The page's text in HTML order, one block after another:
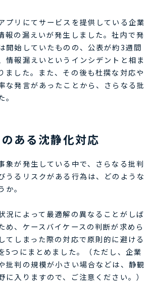
プリにてサービスを提供している企業
報の漏えいが発生しました。社内で発
開始していたものの、公表が約3週間
情報漏えいというインシデントと相ま
ました。また、その後も杜撰な対応や
な発言があったことから、さらなる批
ある沈静化対応
象が発生している中で、さらなる批判
うるリスクがある行為は、どのような
か。
況によって最適解の異なることがしば
め、ケースバイケースの判断が求めら
てしまった際の対応で原則的に避ける
5つにまとめました。（ただし、企業
批判の規模が小さい場合などは、静観
に入りますので、ご注意ください。）